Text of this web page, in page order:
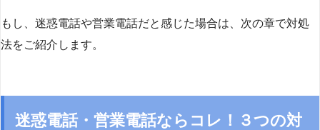
もし、迷惑電話や営業電話だと感じた場合は、次の章で対処
法をご紹介します。
迷惑電話・営業電話ならコレ！３つの対